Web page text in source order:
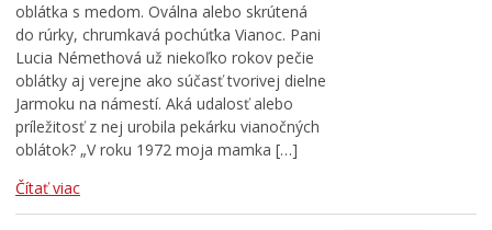
oblátka s medom. Oválna alebo skrútená
do rúrky, chrumkavá pochúťka Vianoc. Pani
Lucia Némethová už niekoľko rokov pečie
oblátky aj verejne ako súčasť tvorivej dielne
Jarmoku na námestí. Aká udalosť alebo
príležitosť z nej urobila pekárku vianočných
oblátok? „V roku 1972 moja mamka […]
Čítať viac